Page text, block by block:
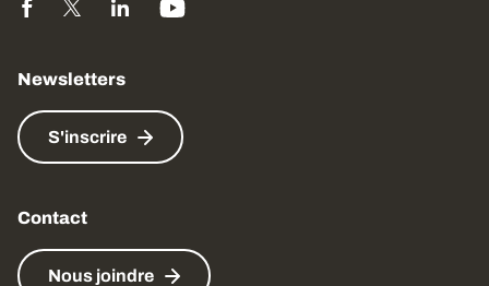
Newsletters
S'inscrire
Contact
Nous joindre